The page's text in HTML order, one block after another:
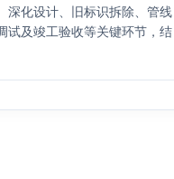
深化设计、旧标识拆除、管线
试及竣工验收等关键环节，结